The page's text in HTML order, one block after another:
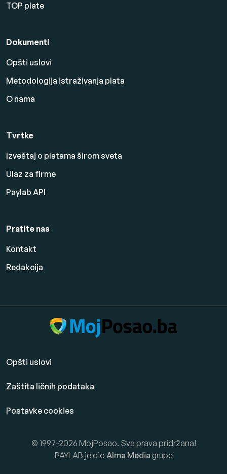
TOP plate
Dokumenti
Opšti uslovi
Metodologija istraživanja plata
O nama
Tvrtke
Izveštaj o platama širom sveta
Ulaz za firme
Paylab API
Pratite nas
Kontakt
Redakcija
Opšti uslovi
Zaštita ličnih podataka
Postavke cookies
© 1997-2026 MojPosao. Sva prava pridržana!
PAYLAB je dio Alma Media grupe